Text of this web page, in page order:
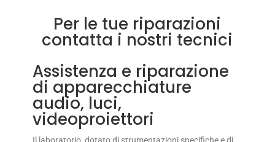
Per le tue riparazioni
contatta i nostri tecnici
Assistenza e riparazione
di apparecchiature
audio, luci,
videoproiettori